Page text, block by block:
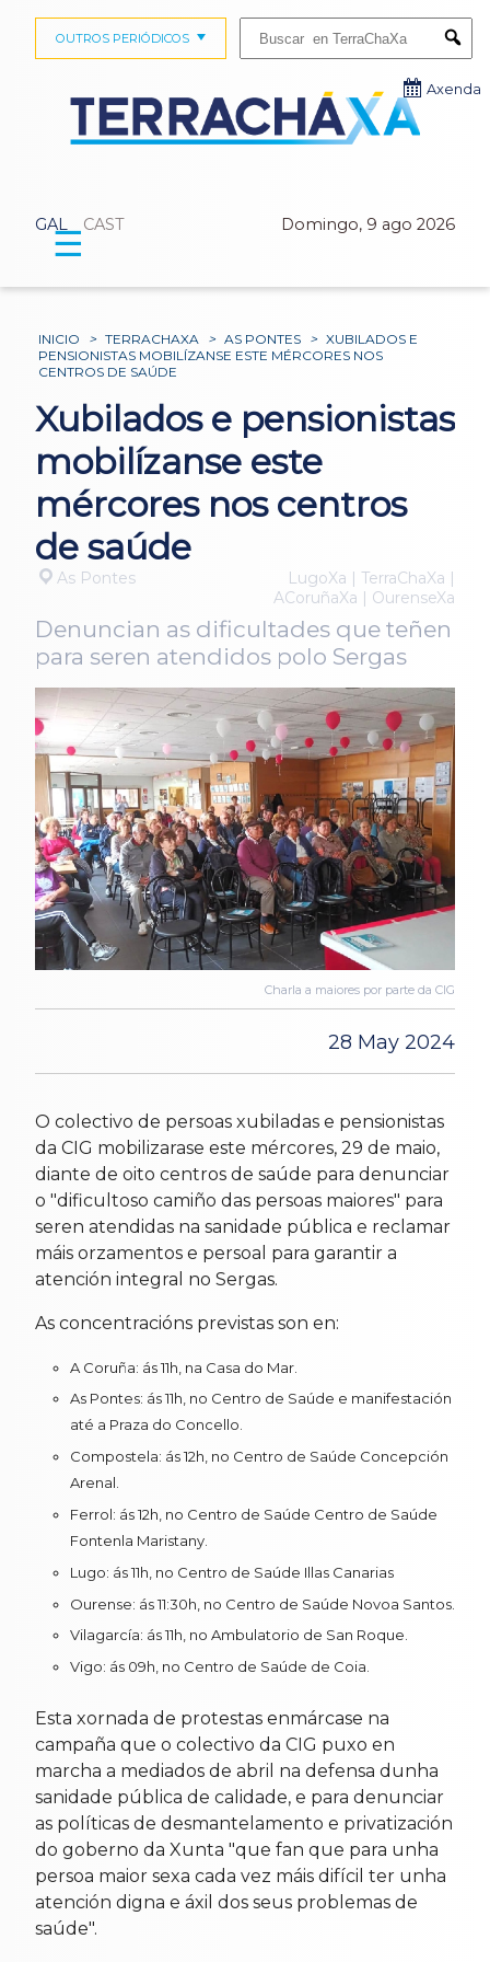
GAL CAST Domingo, 9 ago 2026
OUTROS PERIÓDICOS
Axenda
☰
INICIO > TERRACHAXA > AS PONTES > XUBILADOS E
PENSIONISTAS MOBILÍZANSE ESTE MÉRCORES NOS
CENTROS DE SAÚDE
Xubilados e pensionistas
mobilízanse este
mércores nos centros
de saúde
As Pontes
LugoXa | TerraChaXa |
ACoruñaXa | OurenseXa
Denuncian as dificultades que teñen
para seren atendidos polo Sergas
Charla a maiores por parte da CIG
28 May 2024
O colectivo de persoas xubiladas e pensionistas
da CIG mobilizarase este mércores, 29 de maio,
diante de oito centros de saúde para denunciar
o "dificultoso camiño das persoas maiores" para
seren atendidas na sanidade pública e reclamar
máis orzamentos e persoal para garantir a
atención integral no Sergas.
As concentracións previstas son en:
A Coruña: ás 11h, na Casa do Mar.
As Pontes: ás 11h, no Centro de Saúde e manifestación
até a Praza do Concello.
Compostela: ás 12h, no Centro de Saúde Concepción
Arenal.
Ferrol: ás 12h, no Centro de Saúde Centro de Saúde
Fontenla Maristany.
Lugo: ás 11h, no Centro de Saúde Illas Canarias
Ourense: ás 11:30h, no Centro de Saúde Novoa Santos.
Vilagarcía: ás 11h, no Ambulatorio de San Roque.
Vigo: ás 09h, no Centro de Saúde de Coia.
Esta xornada de protestas enmárcase na
campaña que o colectivo da CIG puxo en
marcha a mediados de abril na defensa dunha
sanidade pública de calidade, e para denunciar
as políticas de desmantelamento e privatización
do goberno da Xunta "que fan que para unha
persoa maior sexa cada vez máis difícil ter unha
atención digna e áxil dos seus problemas de
saúde".